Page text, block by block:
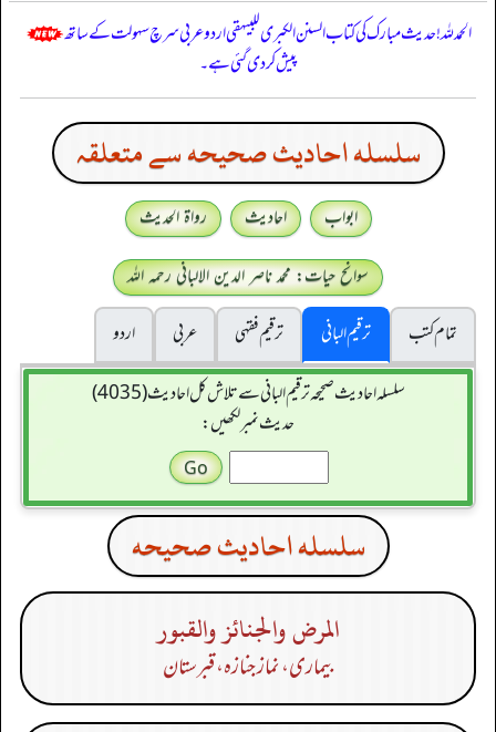
الحمدللہ! حدیث مبارک کی کتاب السنن الكبرى للبيهقي اردو عربی سرچ سہولت کے ساتھ
پیش کر دی گئی ہے۔
سلسله احاديث صحيحه سے متعلقہ
ابواب احادیث
رواۃ الحدیث
سوانح حیات: محمد ناصر الدین الالبانی رحمہ اللہ
تمام کتب
ترقیم البانی ترقيم فقہی عربی
اردو
سلسله احاديث صحيحه ترقیم البانی سے تلاش کل احادیث (4035)
حدیث نمبر لکھیں:
سلسله احاديث صحيحه
المرض والجنائز والقبور
بیماری، نماز جنازہ، قبرستان